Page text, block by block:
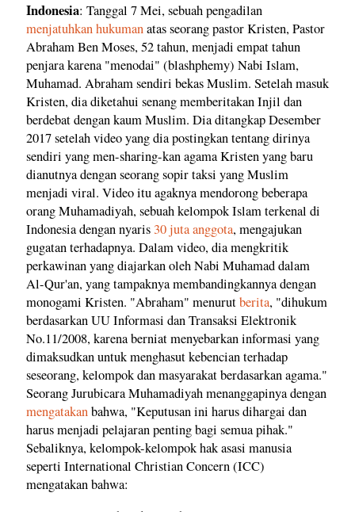
Indonesia: Tanggal 7 Mei, sebuah pengadilan
menjatuhkan hukumanatas seorang pastor Kristen, Pastor
Abraham Ben Moses, 52 tahun, menjadi empat tahun
penjara karena "menodai" (blashphemy) Nabi Islam,
Muhamad. Abraham sendiri bekas Muslim. Setelah masuk
Kristen, dia diketahui senang memberitakan Injil dan
berdebat dengan kaum Muslim. Dia ditangkap Desember
2017 setelah video yang dia postingkan tentang dirinya
sendiri yang men-sharing-kan agama Kristen yang baru
dianutnya dengan seorang sopir taksi yang Muslim
menjadi viral. Video itu agaknya mendorong beberapa
orang Muhamadiyah, sebuah kelompok Islam terkenal di
Indonesia dengan nyaris 30 juta anggota, mengajukan
gugatan terhadapnya. Dalam video, dia mengkritik
perkawinan yang diajarkan oleh Nabi Muhamad dalam
Al-Qur'an, yang tampaknya membandingkannya dengan
monogami Kristen. "Abraham" menurutberita, "dihukum
berdasarkan UU Informasi dan Transaksi Elektronik
No.11/2008, karena berniat menyebarkan informasi yang
dimaksudkan untuk menghasut kebencian terhadap
seseorang, kelompok dan masyarakat berdasarkan agama."
Seorang Jurubicara Muhamadiyah menanggapinya dengan
mengatakanbahwa, "Keputusan ini harus dihargai dan
harus menjadi pelajaran penting bagi semua pihak."
Sebaliknya, kelompok-kelompok hak asasi manusia
seperti International Christian Concern (ICC)
mengatakan bahwa: